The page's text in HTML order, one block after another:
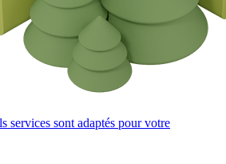
services sont adaptés pour votre